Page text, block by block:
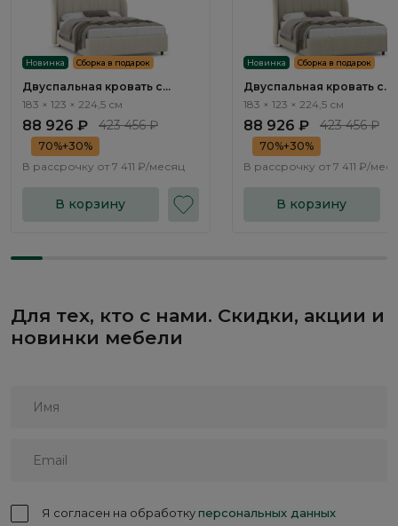
Новинка Сборка в подарок
Двуспальная кровать с
подъемным механизмом
Наполи / Napoli NK243.01
183 × 123 × 224,5 см
88 926 ₽ 423 456 ₽
70%+30%
В рассрочку от 7 411 ₽/месяц
В корзину
Новинка Сборка в подарок
Двуспальная кровать с
подъемным механизмом
Наполи / Napoli NK243.02
183 × 123 × 224,5 см
88 926 ₽ 423 456 ₽
70%+30%
В рассрочку от 7 411 ₽/
В корзину
Для тех, кто с нами. Скидки, акции и
новинки мебели
Я согласен на обработкуперсональных данных